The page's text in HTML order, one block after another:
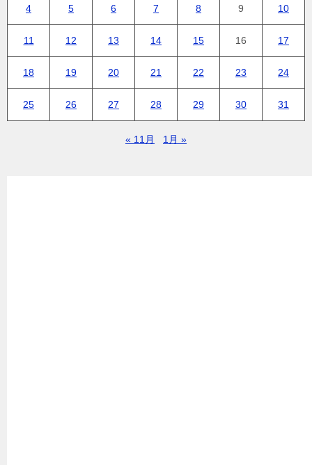
4 5 6 7 8 9 10
11 12 13 14 15 16 17
18 19 20 21 22 23 24
25 26 27 28 29 30 31
« 11月 1月 »